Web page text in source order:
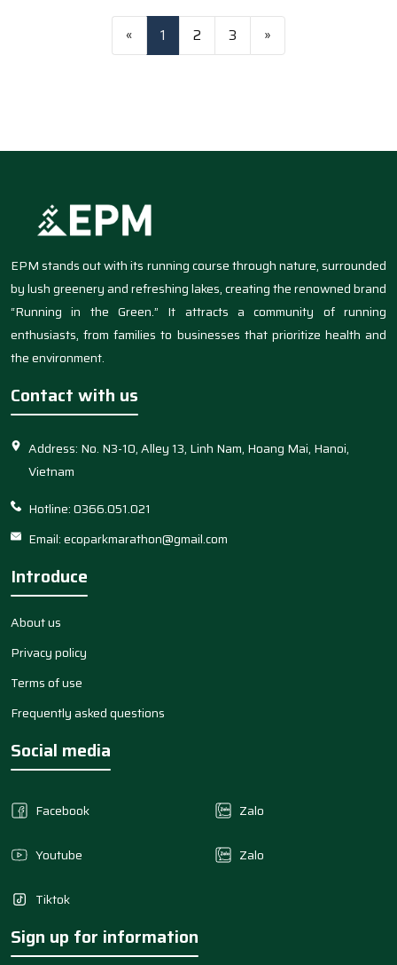
thiên nhiên. Để có một trải nghiệm bền bỉ và mạnh mẽ
hơn, Pocari Sweat sẽ đồng hành cùng bạn, giúp bạn
« 1 2 3 »
EPM stands out with its running course through nature, surrounded
by lush greenery and refreshing lakes, creating the renowned brand
“Running in the Green.” It attracts a community of running
enthusiasts, from families to businesses that prioritize health and
the environment.
Contact with us
Address: No. N3-10, Alley 13, Linh Nam, Hoang Mai, Hanoi,
Vietnam
Hotline: 0366.051.021
Email: ecoparkmarathon@gmail.com
Introduce
About us
Privacy policy
Terms of use
Frequently asked questions
Social media
Facebook Zalo
Youtube Zalo
Tiktok
Sign up for information